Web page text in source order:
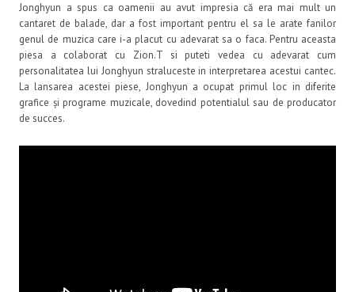
Jonghyun a spus ca oamenii au avut impresia că era mai mult un
cantaret de balade, dar a fost important pentru el sa le arate fanilor
genul de muzica care i-a placut cu adevarat sa o faca. Pentru aceasta
piesa a colaborat cu Zion.T si puteti vedea cu adevarat cum
personalitatea lui Jonghyun straluceste in interpretarea acestui cantec.
La lansarea acestei piese, Jonghyun a ocupat primul loc in diferite
grafice și programe muzicale, dovedind potentialul sau de producator
de succes.